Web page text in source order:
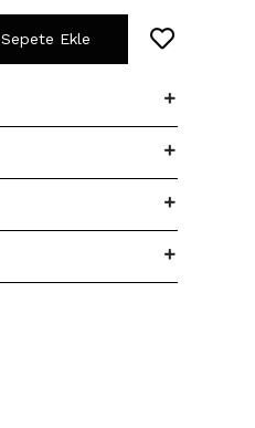
Sepete Ekle